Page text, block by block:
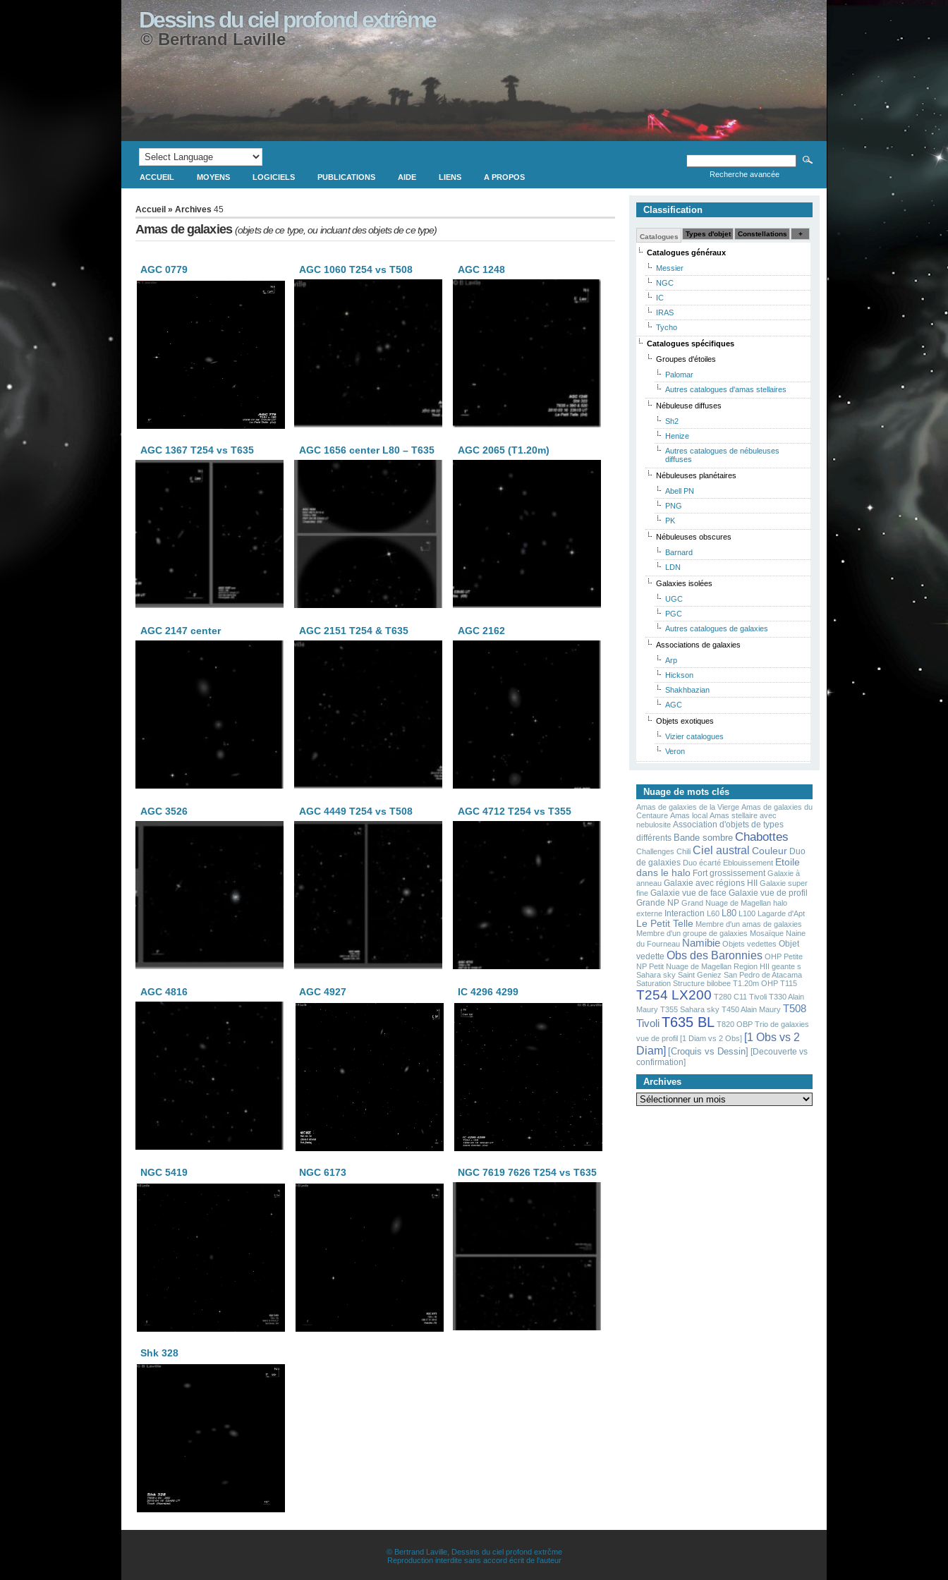
Dessins du ciel profond extrême
© Bertrand Laville
Recherche avancée
ACCUEIL MOYENS LOGICIELS PUBLICATIONS AIDE LIENS A PROPOS
Accueil » Archives 45
Amas de galaxies(objets de ce type, ou incluant des objets de ce type)
AGC 0779 AGC 1060 T254 vs T508 AGC 1248
AGC 1367 T254 vs T635 AGC 1656 center L80 – T635 AGC 2065 (T1.20m)
AGC 2147 center AGC 2151 T254 & T635 AGC 2162
AGC 3526 AGC 4449 T254 vs T508 AGC 4712 T254 vs T355
AGC 4816 AGC 4927 IC 4296 4299
NGC 5419 NGC 6173 NGC 7619 7626 T254 vs T635
Shk 328
Classification
Catalogues Types d'objet Constellations +
Catalogues généraux
Messier
NGC
IC
IRAS
Tycho
Catalogues spécifiques
Groupes d'étoiles
Palomar
Autres catalogues d'amas stellaires
Nébuleuse diffuses
Sh2
Henize
Autres catalogues de nébuleuses
diffuses
Nébuleuses planétaires
Abell PN
PNG
PK
Nébuleuses obscures
Barnard
LDN
Galaxies isolées
UGC
PGC
Autres catalogues de galaxies
Associations de galaxies
Arp
Hickson
Shakhbazian
AGC
Objets exotiques
Vizier catalogues
Veron
Nuage de mots clés
Amas de galaxies de la Vierge Amas de galaxies du
Centaure Amas local Amas stellaire avec
nebulosite Association d'objets de types
différents Bande sombre Chabottes
Challenges Chili Ciel austral Couleur Duo
de galaxies Duo écarté Eblouissement Etoile
dans le halo Fort grossissement Galaxie à
anneau Galaxie avec régions HII
Galaxie super
fine Galaxie vue de face Galaxie vue de profil
Grande NP Grand Nuage de Magellan halo
externe Interaction L60 L80 L100 Lagarde d'Apt
Le Petit Telle Membre d'un amas de galaxies
Membre d'un groupe de galaxies Mosaïque Naine
du Fourneau Namibie Objets vedettes Objet
vedette Obs des Baronnies OHP Petite
NP Petit Nuage de Magellan Region HII geante s
Sahara sky Saint Geniez San Pedro de Atacama
Saturation Structure bilobee T1.20m OHP T115
T254 LX200 T280 C11 Tivoli T330 Alain
Maury T355 Sahara sky T450 Alain Maury T508
TivoliT635 BL T820 OBP Trio de galaxies
vue de profil [1 Diam vs 2 Obs] [1 Obs vs 2
Diam] [Croquis vs Dessin] [Decouverte vs
confirmation]
Archives
Archives
© Bertrand Laville, Dessins du ciel profond extrčme
Reproduction interdite sans accord écrit de l'auteur